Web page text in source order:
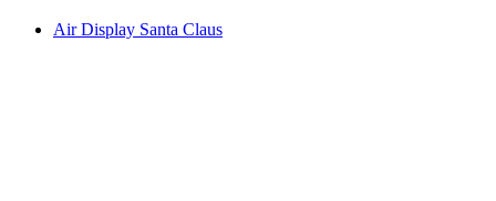
Air Display Santa Claus